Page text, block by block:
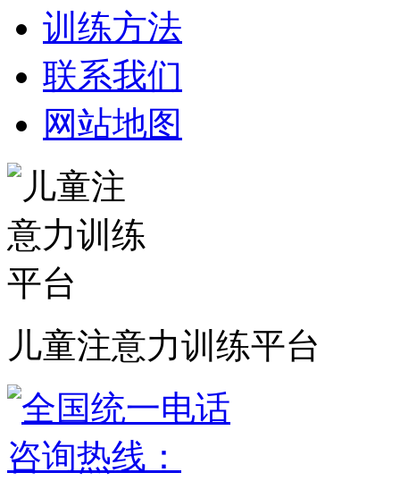
训练方法
联系我们
网站地图
儿童注意力训练平台